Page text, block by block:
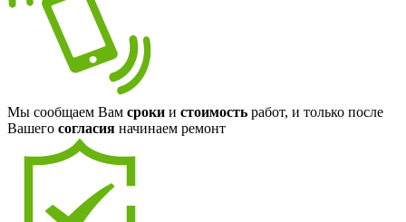
Мы сообщаем Вам сроки и стоимость работ, и только после
Вашего согласия начинаем ремонт